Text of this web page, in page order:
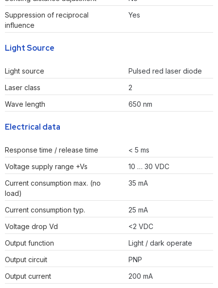
Suppression of reciprocal
influence
Yes
Light Source
Light source
Pulsed red laser diode
Laser class
2
Wave length
650 nm
Electrical data
Response time / release time
< 5 ms
Voltage supply range +Vs
10 … 30 VDC
Current consumption max. (no
load)
35 mA
Current consumption typ.
25 mA
Voltage drop Vd
<2 VDC
Output function
Light / dark operate
Output circuit
PNP
Output current
200 mA